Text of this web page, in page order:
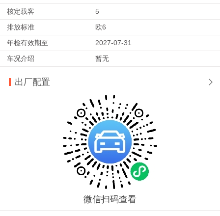
核定载客
5
排放标准
欧6
年检有效期至
2027-07-31
车况介绍
暂无
出厂配置 
微信扫码查看